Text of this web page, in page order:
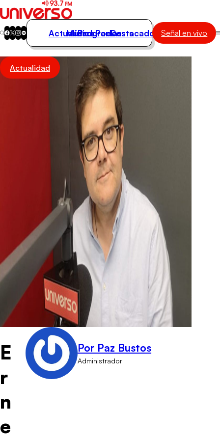
Actualidad
Música
Actualidad
Música
Programas
Podcasts
Destacados Señal en vivo
Actualidad
E
r
n
e
Por Paz Bustos
Administrador